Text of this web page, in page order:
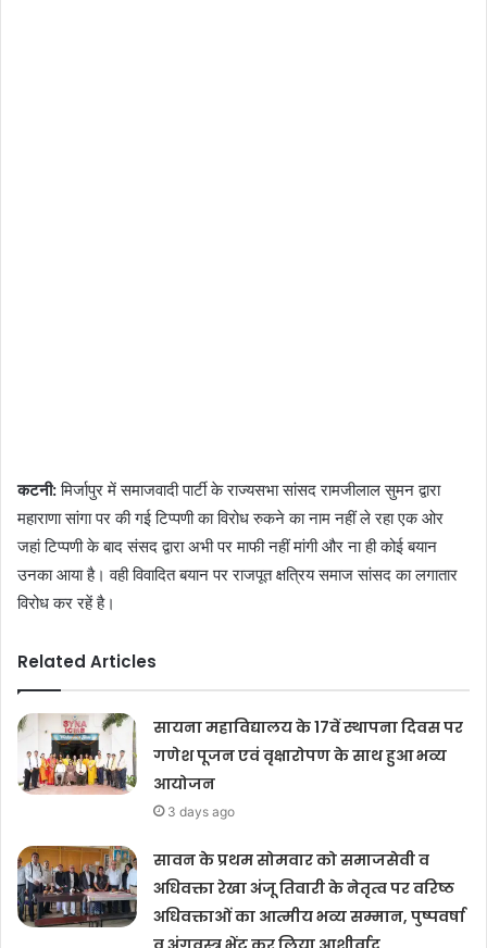
कटनी:मिर्जापुर में समाजवादी पार्टी के राज्यसभा सांसद रामजीलाल सुमन द्वारा
महाराणा सांगा पर की गई टिप्पणी का विरोध रुकने का नाम नहीं ले रहा एक ओर
जहां टिप्पणी के बाद संसद द्वारा अभी पर माफी नहीं मांगी और ना ही कोई बयान
उनका आया है। वही विवादित बयान पर राजपूत क्षत्रिय समाज सांसद का लगातार
विरोध कर रहें है।
Related Articles
सायना महाविद्यालय के 17वें स्थापना दिवस पर
गणेश पूजन एवं वृक्षारोपण के साथ हुआ भव्य
आयोजन
3 days ago
सावन के प्रथम सोमवार को समाजसेवी व
अधिवक्ता रेखा अंजू तिवारी के नेतृत्व पर वरिष्ठ
अधिवक्ताओं का आत्मीय भव्य सम्मान, पुष्पवर्षा